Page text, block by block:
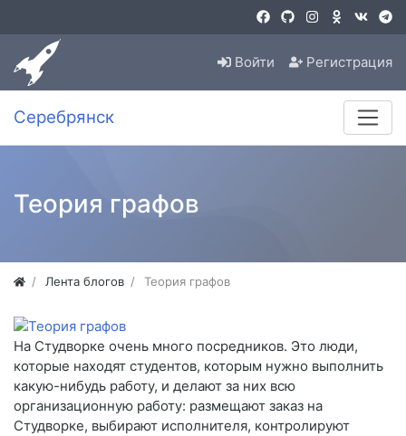
Войти Регистрация
Серебрянск
Теория графов
Лента блогов Теория графов
На Студворке очень много посредников. Это люди,
которые находят студентов, которым нужно выполнить
какую-нибудь работу, и делают за них всю
организационную работу: размещают заказ на
Студворке, выбирают исполнителя, контролируют